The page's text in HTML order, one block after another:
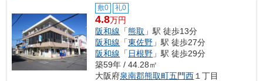
敷0 礼0
4.8万円
阪和線 「熊取 」駅 徒歩13分
阪和線 「東佐野 」駅 徒歩27分
阪和線 「日根野 」駅 徒歩29分
築59年 / 44.28㎡
大阪府泉南郡熊取町五門西 １丁目